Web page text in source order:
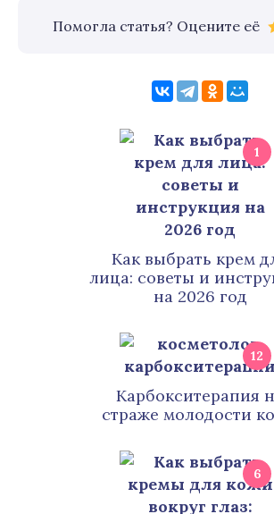
Помогла статья? Оцените её
1
Как выбрать крем
лица: советы и
на 2026 год
12
Карбокситерапия
страже молодости
6